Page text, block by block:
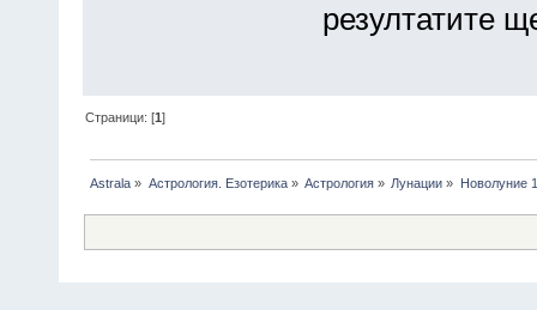
резултатите
Страници: [1]
Astrala » Астрология. Езотерика» Астрология» Лунации » Новолуние